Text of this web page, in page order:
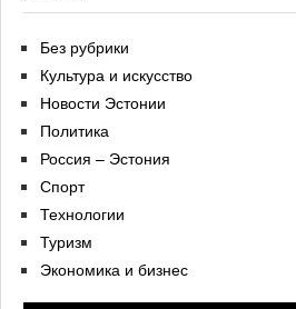
Без рубрики
Культура и искусство
Новости Эстонии
Политика
Россия – Эстония
Спорт
Технологии
Туризм
Экономика и бизнес